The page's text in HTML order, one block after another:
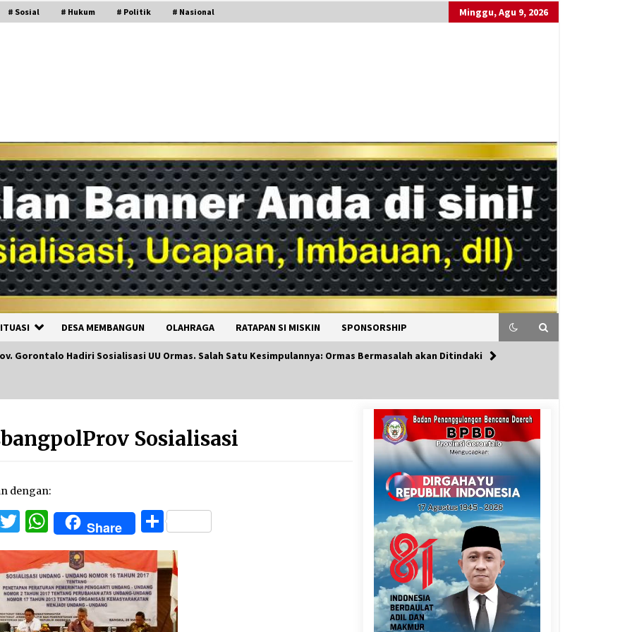
# Sosial # Hukum # Politik # Nasional Minggu, Agu 9, 2026
DESA MEMBANGUN OLAHRAGA RATAPAN SI MISKIN SPONSORSHIP
Gorontalo Hadiri Sosialisasi UU Ormas. Salah Satu Kesimpulannya: Ormas Bermasalah akan Ditindaki
Sosialisasi
dengan:
Twitter
WhatsApp
Share Share